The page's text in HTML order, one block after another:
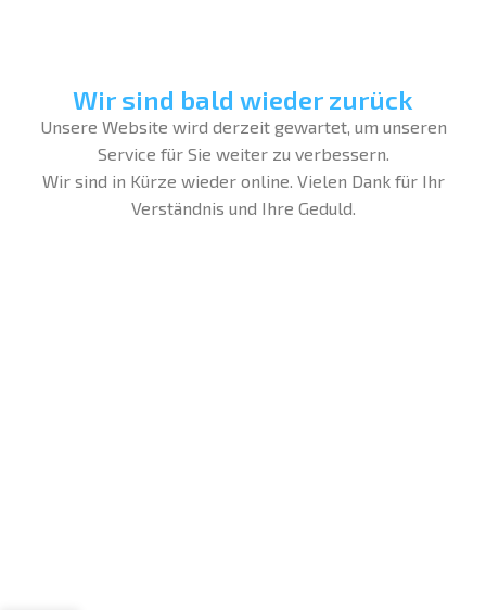
Wir sind bald wieder zurück
Unsere Website wird derzeit gewartet, um unseren
Service für Sie weiter zu verbessern.
Wir sind in Kürze wieder online. Vielen Dank für Ihr
Verständnis und Ihre Geduld.